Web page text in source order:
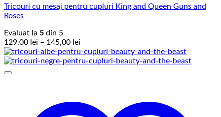
Tricouri cu mesaj pentru cupluri King and Queen Guns and
Roses
Evaluat la 5 din 5
129,00 lei – 145,00 lei
de
prețuri: